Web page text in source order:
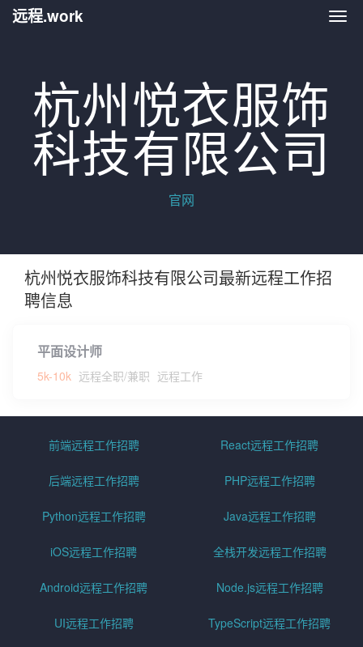
远
远程.work
杭州悦衣服饰
科技有限公司
官网
杭州悦衣服饰科技有限公司最新远程工作招
聘信息
平面设计师
5k-10k 远程全职/兼职 远程工作
前端远程工作招聘 React远程工作招聘
后端远程工作招聘 PHP远程工作招聘
Python远程工作招聘 Java远程工作招聘
iOS远程工作招聘 全栈开发远程工作招聘
Android远程工作招聘 Node.js远程工作招聘
UI远程工作招聘 TypeScript远程工作招聘